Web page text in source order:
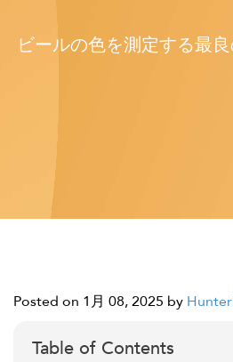
ビールの色を測定する最
Posted on 1月 08, 2025 by
Table of Contents